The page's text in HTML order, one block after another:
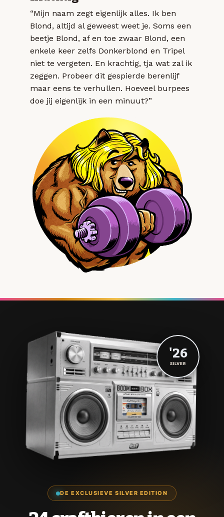
“Mijn naam zegt eigenlijk alles. Ik ben
Blond, altijd al geweest weet je. Soms een
beetje Blond, af en toe zwaar Blond, een
enkele keer zelfs Donkerblond en Tripel
niet te vergeten. En krachtig, tja wat zal ik
zeggen. Probeer dit gespierde berenlijf
maar eens te verhullen. Hoeveel burpees
doe jij eigenlijk in een minuut?”
DE EXCLUSIEVE SILVER EDITION
'26
SILVER